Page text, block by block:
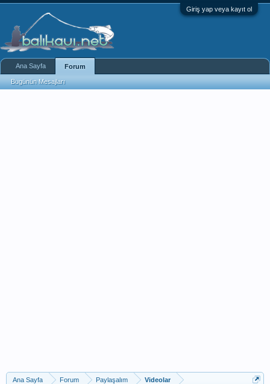
Giriş yap veya kayıt ol
Ana Sayfa Forum Paylaşalım Videolar
Ana Sayfa Forum
Bugünün Mesajları